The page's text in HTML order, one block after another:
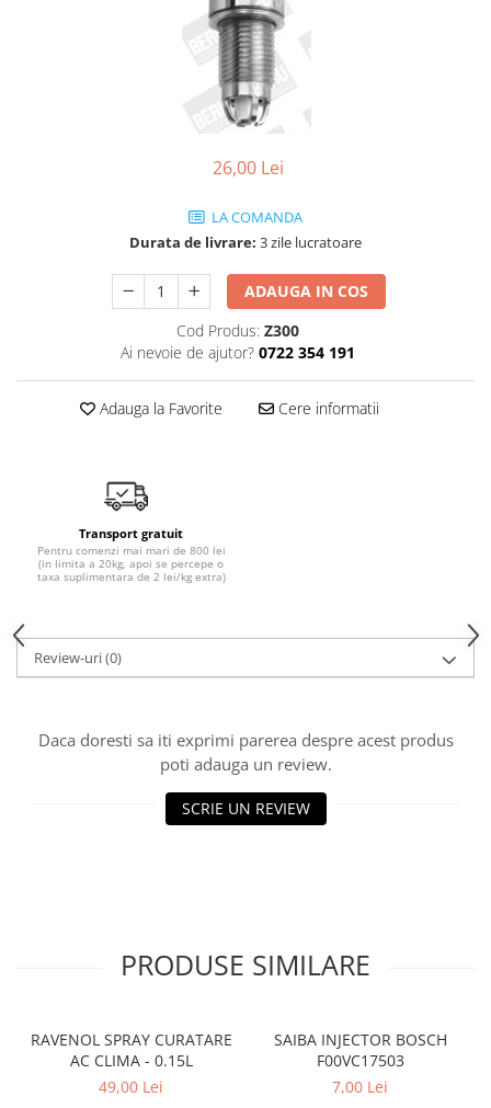
26,00 Lei
LA COMANDA
Durata de livrare: 3 zile lucratoare
ADAUGA IN COS
Cod Produs: Z300
Ai nevoie de ajutor? 0722 354 191
Adauga la Favorite Cere informatii
Transport gratuit
Pentru comenzi mai mari de 800 lei
(in limita a 20kg, apoi se percepe o
taxa suplimentara de 2 lei/kg extra)
Review-uri(0)
Daca doresti sa iti exprimi parerea despre acest produs
poti adauga un review.
SCRIE UN REVIEW
PRODUSE SIMILARE
RAVENOL SPRAY CURATARE
AC CLIMA - 0.15L
49,00 Lei
SAIBA INJECTOR BOSCH
F00VC17503
7,00 Lei